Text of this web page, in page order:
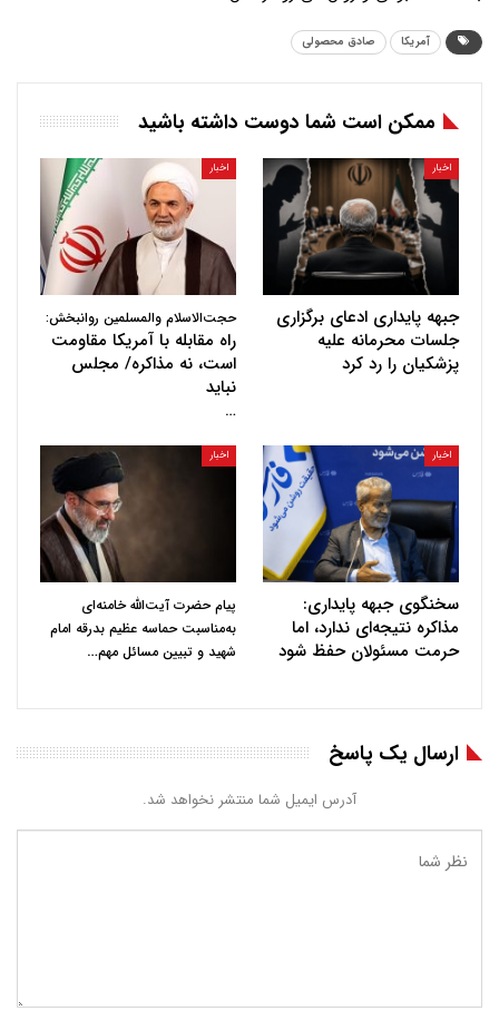
آمریکا صادق محصولی
ممکن است شما دوست داشته باشید
اخبار
جبهه پایداری ادعای برگزاری
جلسات محرمانه علیه
پزشکیان را رد کرد
اخبار
حجت‌الاسلام والمسلمین روانبخش:
راه مقابله با آمریکا مقاومت
است، نه مذاکره/ مجلس
نباید
…
اخبار
سخنگوی جبهه پایداری:
مذاکره نتیجه‌ای ندارد، اما
حرمت مسئولان حفظ شود
اخبار
پیام حضرت آیت‌الله خامنه‌ای
به‌مناسبت حماسه عظیم بدرقه امام
شهید و تبیین مسائل مهم…
ارسال یک پاسخ
آدرس ایمیل شما منتشر نخواهد شد.